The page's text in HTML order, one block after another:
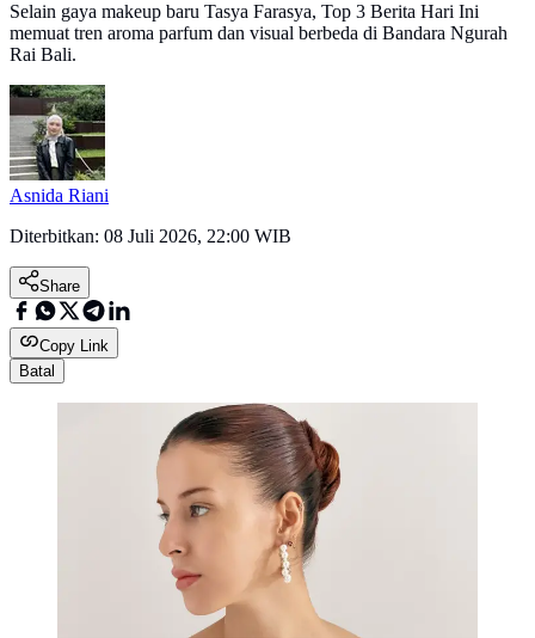
Selain gaya makeup baru Tasya Farasya, Top 3 Berita Hari Ini
memuat tren aroma parfum dan visual berbeda di Bandara Ngurah
Rai Bali.
Asnida Riani
Diterbitkan: 08 Juli 2026, 22:00 WIB
Share
Copy Link
Batal